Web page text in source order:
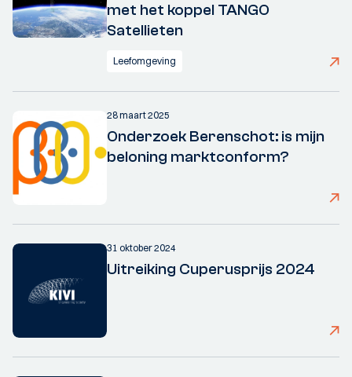
met het koppel TANGO
Satellieten
Leefomgeving
28 maart 2025
Onderzoek Berenschot: is mijn
beloning marktconform?
31 oktober 2024
Uitreiking Cuperusprijs 2024